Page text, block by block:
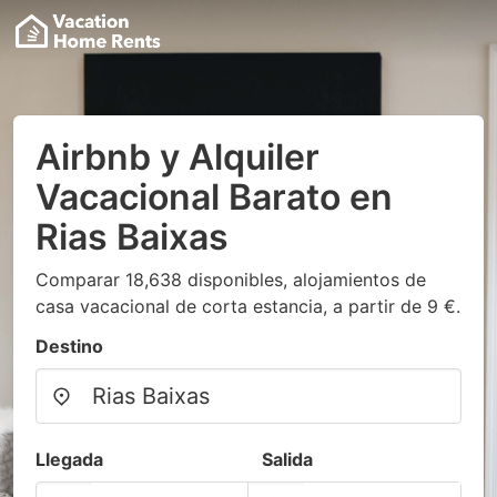
Airbnb y Alquiler
Vacacional Barato en
Rias Baixas
Comparar 18,638 disponibles, alojamientos de
casa vacacional de corta estancia, a partir de 9 €.
Destino
Llegada Salida